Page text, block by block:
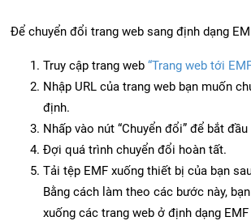
Để chuyển đổi trang web sang định dạng
Truy cập trang web “Trang web tới
Nhập URL của trang web bạn muốn
định.
Nhấp vào nút “Chuyển đổi” để bắt
Đợi quá trình chuyển đổi hoàn tất.
Tải tệp EMF xuống thiết bị của bạn
Bằng cách làm theo các bước này,
xuống các trang web ở định dạng